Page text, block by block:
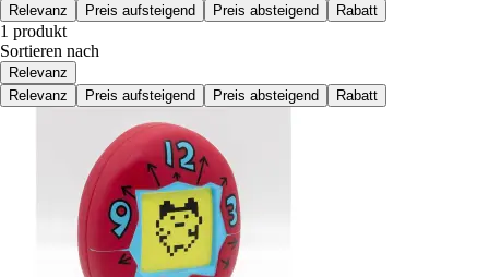
Relevanz
Preis aufsteigend Preis absteigend Rabatt
1 produkt
Sortieren nach
Relevanz
Relevanz
Preis aufsteigend Preis absteigend Rabatt